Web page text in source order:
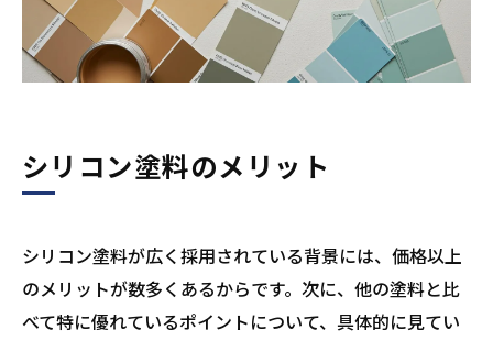
シリコン塗料のメリット
シリコン塗料が広く採用されている背景には、価格以上
のメリットが数多くあるからです。次に、他の塗料と比
べて特に優れているポイントについて、具体的に見てい